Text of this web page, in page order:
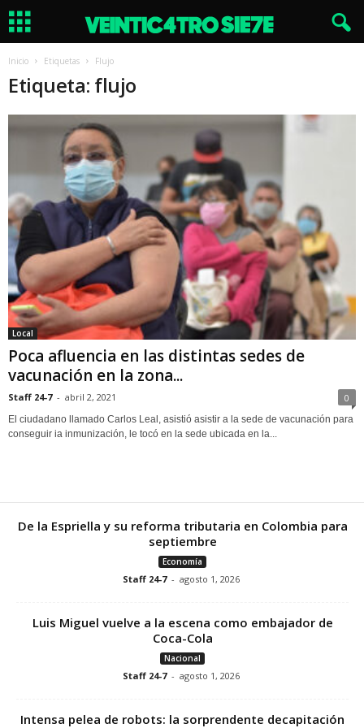
Inicio Etiquetas Flujo
Etiqueta: flujo
Local
Poca afluencia en las distintas sedes de
vacunación en la zona...
Staff 24-7 - abril 2, 2021 0
El ciudadano llamado Carlos Leal, asistió asistir a la sede de vacunación para
conseguir ia inmunización, le tocó en la sede ubicada en la...
De la Espriella y su reforma tributaria en Colombia para
septiembre
Economía
Staff 24-7 - agosto 1, 2026
Luis Miguel vuelve a la escena como embajador de
Coca-Cola
Nacional
Staff 24-7 - agosto 1, 2026
Intensa pelea de robots: la sorprendente decapitación